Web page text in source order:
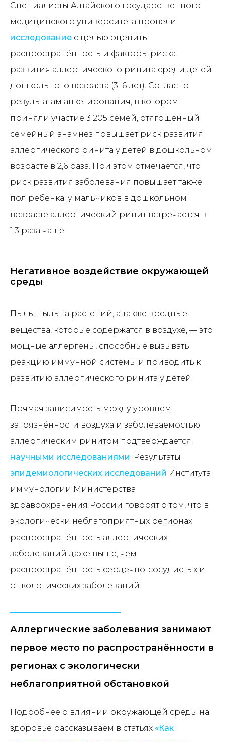
Специалисты Алтайского государственного
медицинского университета провели
исследование с целью оценить
распространённость и факторы риска
развития аллергического ринита среди детей
дошкольного возраста (3–6 лет). Согласно
результатам анкетирования, в котором
приняли участие 3 205 семей, отягощённый
семейный анамнез повышает риск развития
аллергического ринита у детей в дошкольном
возрасте в 2,6 раза. При этом отмечается, что
риск развития заболевания повышает также
пол ребёнка: у мальчиков в дошкольном
возрасте аллергический ринит встречается в
1,3 раза чаще.
Негативное воздействие окружающей
среды
Пыль, пыльца растений, а также вредные
вещества, которые содержатся в воздухе, — это
мощные аллергены, способные вызывать
реакцию иммунной системы и приводить к
развитию аллергического ринита у детей.
Прямая зависимость между уровнем
загрязнённости воздуха и заболеваемостью
аллергическим ринитом подтверждается
научными исследованиями . Результаты
эпидемиологических исследований Института
иммунологии Министерства
здравоохранения России говорят о том, что в
экологически неблагоприятных регионах
распространённость аллергических
заболеваний даже выше, чем
распространённость сердечно-сосудистых и
онкологических заболеваний.
Аллергические заболевания занимают
первое место по распространённости в
регионах с экологически
неблагоприятной обстановкой
Подробнее о влиянии окружающей среды на
здоровье рассказываем в статьях «Как